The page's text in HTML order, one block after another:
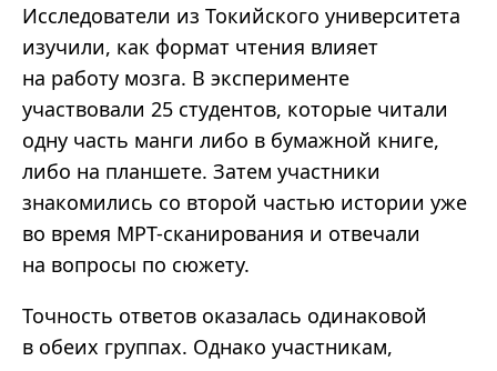
Исследователи из Токийского университета
изучили, как формат чтения влияет
на работу мозга. В эксперименте
участвовали 25 студентов, которые читали
одну часть манги либо в бумажной книге,
либо на планшете. Затем участники
знакомились со второй частью истории уже
во время МРТ-сканирования и отвечали
на вопросы по сюжету.
Точность ответов оказалась одинаковой
в обеих группах. Однако участникам,